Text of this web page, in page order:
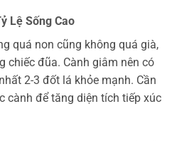
Lệ Sống Cao
quá non cũng không quá già,
chiếc đũa. Cành giâm nên có
2-3 đốt lá khỏe mạnh. Cần
cành để tăng diện tích tiếp xúc